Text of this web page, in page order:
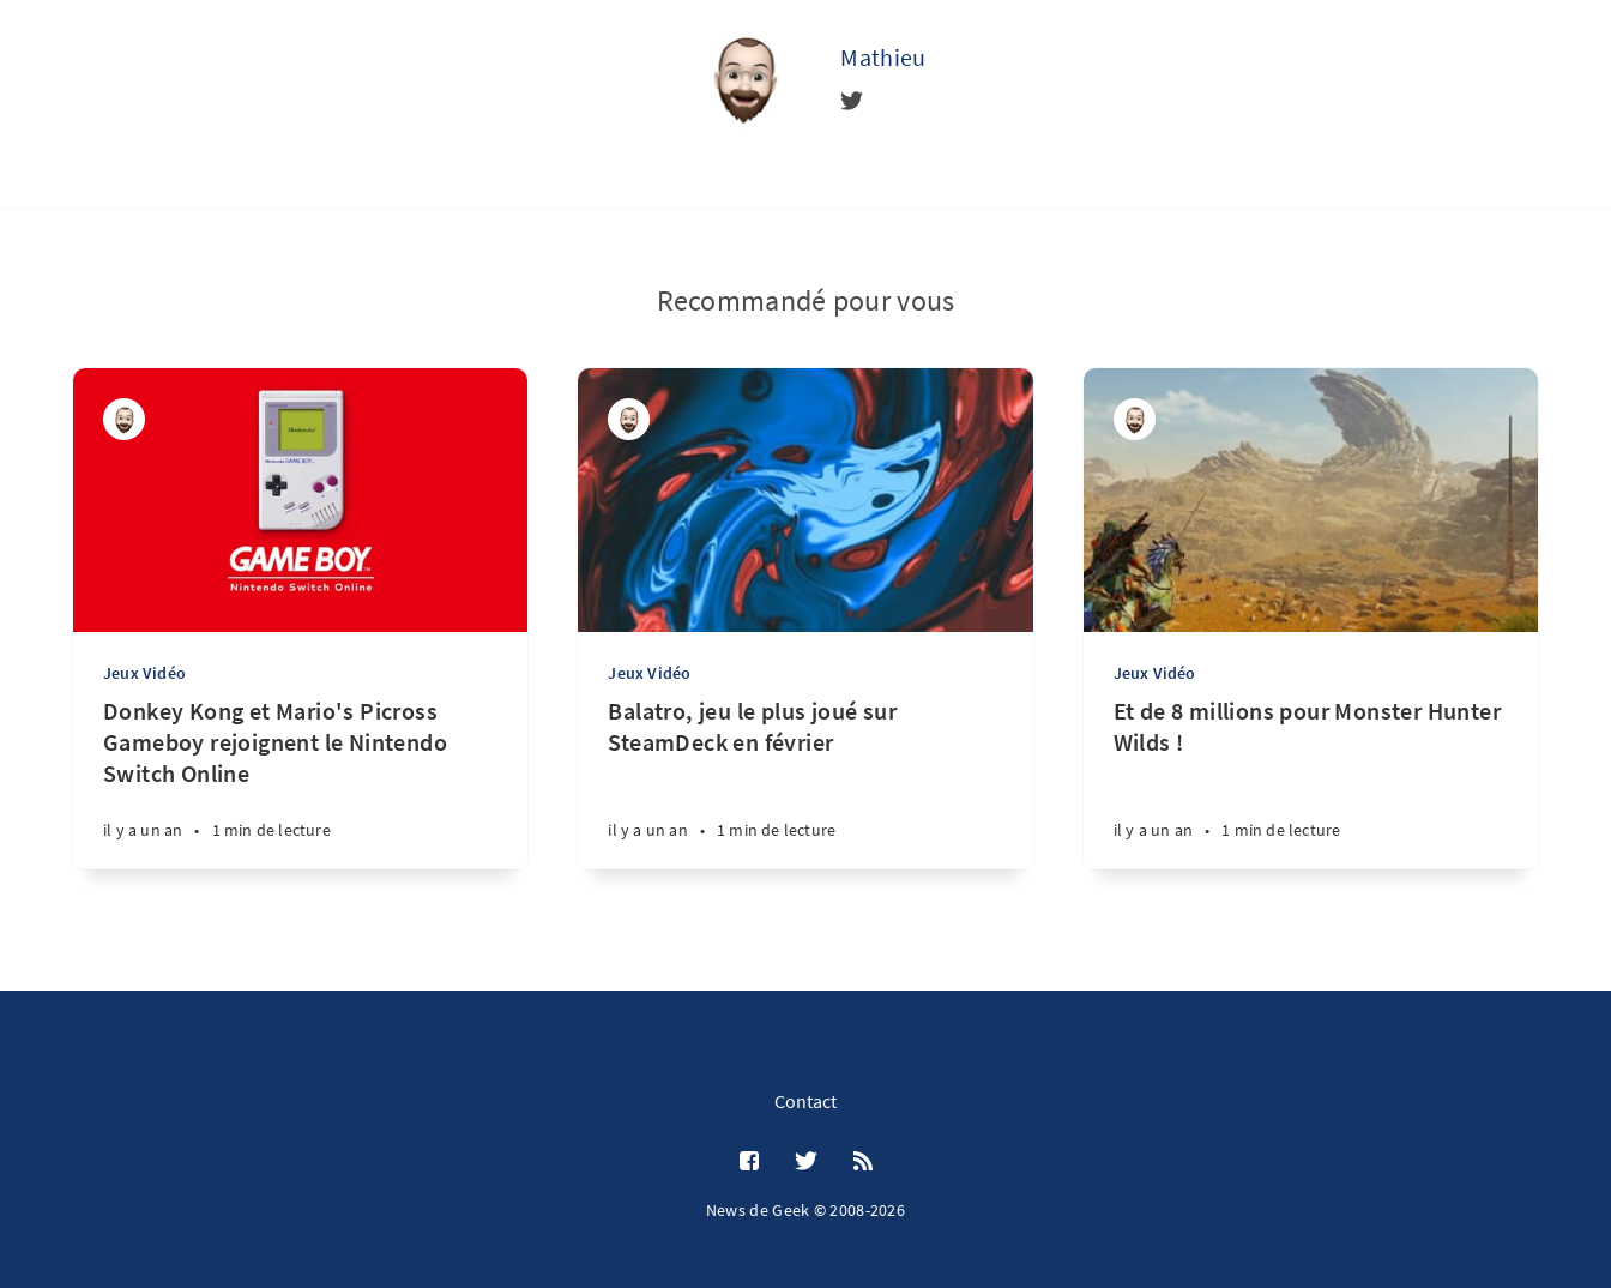
Mathieu
Recommandé pour vous
Jeux Vidéo
Donkey Kong et Mario's Picross
Gameboy rejoignent le Nintendo
Switch Online
il y a un an • 1 min de lecture
Jeux Vidéo
Balatro, jeu le plus joué sur
SteamDeck en février
il y a un an • 1 min de lecture
Jeux Vidéo
Et de 8 millions pour Monster Hunter
Wilds !
il y a un an • 1 min de lecture
Contact
News de Geek © 2008-2026